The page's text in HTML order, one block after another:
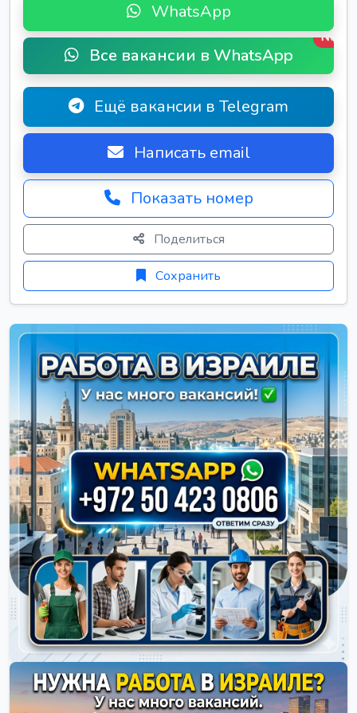
WhatsApp
Все вакансии в WhatsApp
New
Ещё вакансии в Telegram
Написать email
Показать номер
Поделиться
Сохранить